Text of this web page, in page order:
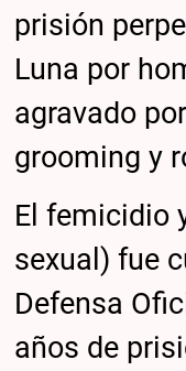
prisión
Luna por
agravado
grooming y
El femicidio
sexual) fue
Defensa
años de